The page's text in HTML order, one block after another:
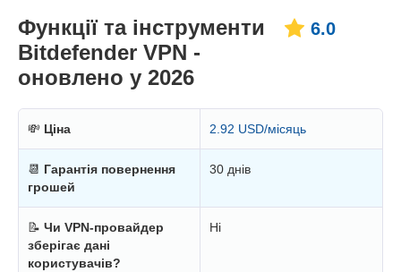
Функції та інструменти
Bitdefender VPN -
оновлено у 2026
6.0
💸 Ціна 2.92 USD/місяць
📆 Гарантія повернення
грошей
30 днів
📝 Чи VPN-провайдер
зберігає дані
користувачів?
Ні